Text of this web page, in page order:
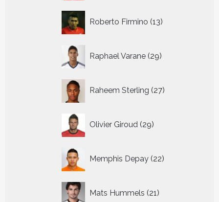
Roberto Firmino 13
producten
Raphael Varane 29
producten
Raheem Sterling 27
producten
Olivier Giroud 29
producten
Memphis Depay 22
producten
Mats Hummels 21
producten